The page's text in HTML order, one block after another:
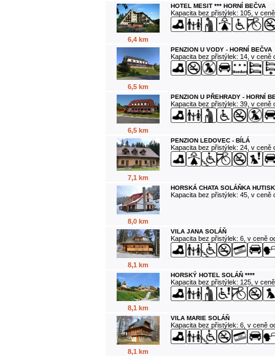
6,4 km
HOTEL MESIT *** HORNÍ BEČVA
Kapacita bez přistýlek: 105, v
6,5 km
PENZION U VODY - HORNÍ BEČVA
Kapacita bez přistýlek: 14, v ceně
6,5 km
PENZION U PŘEHRADY - HORNÍ
Kapacita bez přistýlek: 39, v ceně
7,1 km
PENZION LEDOVEC - BÍLÁ
Kapacita bez přistýlek: 24, v ceně
8,0 km
HORSKÁ CHATA SOLÁŇKA
Kapacita bez přistýlek: 45, v ceně
8,1 km
VILA JANA SOLÁŇ
Kapacita bez přistýlek: 6, v ceně
8,1 km
HORSKÝ HOTEL SOLÁŇ ****
Kapacita bez přistýlek: 125, v
8,1 km
VILA MARIE SOLÁŇ
Kapacita bez přistýlek: 6, v ceně